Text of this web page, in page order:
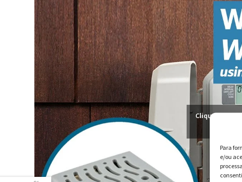
Para
e/ou
Clique para